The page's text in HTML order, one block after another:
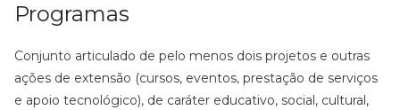
Programas
Conjunto articulado de pelo menos dois projetos e outras
ações de extensão (cursos, eventos, prestação de serviços
e apoio tecnológico), de caráter educativo, social, cultural,